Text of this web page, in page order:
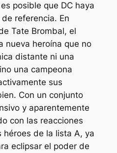
posible que DC haya
referencia. En
Tate Brombal, el
nueva heroína que no
distante ni una
una campeona
sus
Con un conjunto
y aparentemente
con las reacciones
de la lista A, ya
eclipsar el poder de